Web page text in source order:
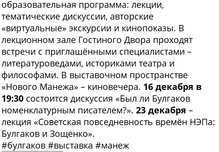
образовательная программа: лекции,
тематические дискуссии, авторские
«виртуальные» экскурсии и кинопоказы. В
лекционном зале Гостиного Двора проходят
встречи с приглашёнными специалистами –
литературоведами, историками театра и
философами. В выставочном пространстве
«Нового Манежа» – киновечера. 16 декабря в
19:30 состоится дискуссия «Был ли Булгаков
номенклатурным писателем?». 23 декабря –
лекция «Советская повседневность времён НЭПа:
Булгаков и Зощенко».
#булгаков #выставка #манеж